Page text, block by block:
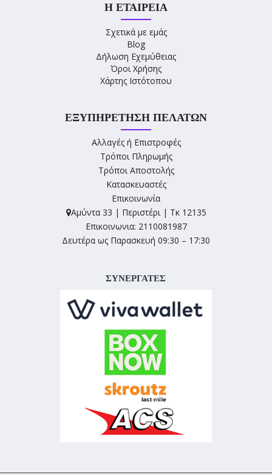
Η ΕΤΑΙΡΕΊΑ
Σχετικά με εμάς
Blog
Δήλωση Εχεμύθειας
Όροι Χρήσης
Χάρτης Ιστότοπου
ΕΞΥΠΗΡΈΤΗΣΗ ΠΕΛΑΤΏΝ
Αλλαγές ή Επιστροφές
Τρόποι Πληρωμής
Τρόποι Αποστολής
Κατασκευαστές
Επικοινωνία
Αμύντα 33 | Περιστέρι | Τκ 12135
Επικοινωνια: 2110081987
Δευτέρα ως Παρασκευή 09:30 – 17:30
ΣΥΝΕΡΓΑΤΕΣ